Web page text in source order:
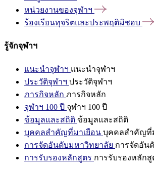
หน่วยงานของจุฬาฯ
ร้องเรียนทุจริตและประพฤติมิชอบ
รู้จักจุฬาฯ
แนะนำจุฬาฯ แนะนำจุฬาฯ
ประวัติจุฬาฯ ประวัติจุฬาฯ
ภารกิจหลัก ภารกิจหลัก
จุฬาฯ 100 ปี จุฬาฯ 100 ปี
ข้อมูลและสถิติ ข้อมูลและสถิติ
บุคคลสำคัญที่มาเยือน บุคคลสำคัญที่
การจัดอันดับมหาวิทยาลัย การจัดอัน
การรับรองหลักสูตร การรับรองหลักสู